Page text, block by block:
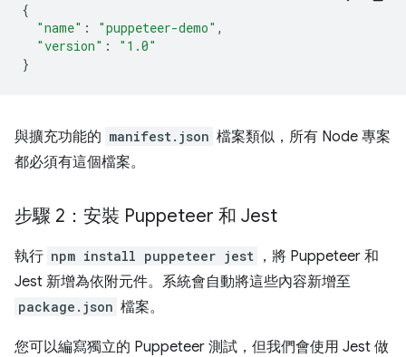
{
"name" : "puppeteer-demo" ,
"version" :
"1.0"
}
與擴充功能的 manifest.json 檔案類似，所有 Node 專案
都必須有這個檔案。
步驟 2：安裝 Puppeteer 和 Jest
執行 npm install puppeteer jest ，將 Puppeteer 和
Jest 新增為依附元件。系統會自動將這些內容新增至
package.json 檔案。
您可以編寫獨立的 Puppeteer 測試，但我們會使用 Jest 做